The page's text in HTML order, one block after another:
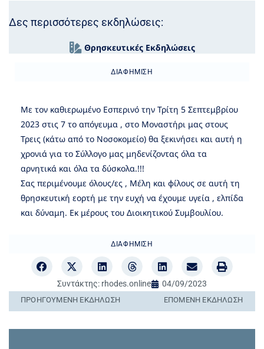
Δες περισσότερες εκδηλώσεις:
Θρησκευτικές Εκδηλώσεις
ΔΙΑΦΉΜΙΣΗ
Με τον καθιερωμένο Εσπερινό την Τρίτη 5 Σεπτεμβρίου
2023 στις 7 το απόγευμα , στο Μοναστήρι μας στους
Τρεις (κάτω από το Νοσοκομείο) θα ξεκινήσει και αυτή η
χρονιά για το Σύλλογο μας μηδενίζοντας όλα τα
αρνητικά και όλα τα δύσκολα.!!!
Σας περιμένουμε όλους/ες , Μέλη και φίλους σε αυτή τη
θρησκευτική εορτή με την ευχή να έχουμε υγεία , ελπίδα
και δύναμη. Εκ μέρους του Διοικητικού Συμβουλίου.
ΔΙΑΦΉΜΙΣΗ
Συντάκτης: rhodes.online 04/09/2023
ΠΡΟΗΓΟΎΜΕΝΗ ΕΚΔΉΛΩΣΗ ΕΠΌΜΕΝΗ ΕΚΔΉΛΩΣΗ